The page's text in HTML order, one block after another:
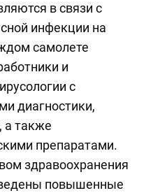
в связи с
инфекции на
самолете
и
с
диагностики,
а также
препаратами.
здравоохранения
повышенные